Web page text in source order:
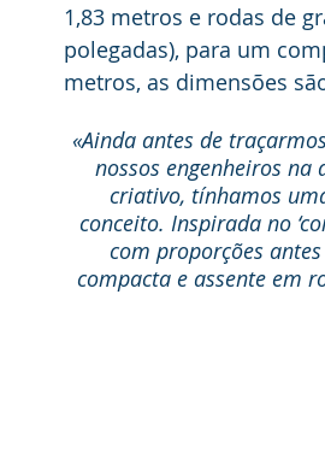
1,83 metros e rodas de
polegadas), para um
metros, as dimensões
«Ainda antes de
nossos engenheiros
criativo, tínhamos
conceito. Inspirada no
com proporções
compacta e assente em